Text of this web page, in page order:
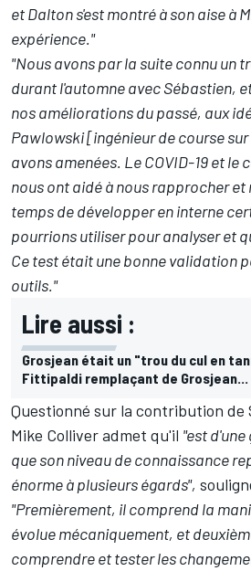
et Dalton s'est montré à son aise à
expérience."
"Nous avons par la suite connu un
durant l'automne avec Sébastien,
nos améliorations du passé, aux
Pawlowski [ingénieur de course
avons amenées. Le COVID-19 et
nous ont aidé à nous rapprocher et
temps de développer en interne
pourrions utiliser pour analyser et
Ce test était une bonne validation
outils."
Lire aussi :
Grosjean était un "trou du cul en
Fittipaldi remplaçant de Grosjean...
Questionné sur la contribution de
Mike Colliver admet qu'il "est
que son niveau de connaissance
énorme à plusieurs égards",
"Premièrement, il comprend la
évolue mécaniquement, et
comprendre et tester les